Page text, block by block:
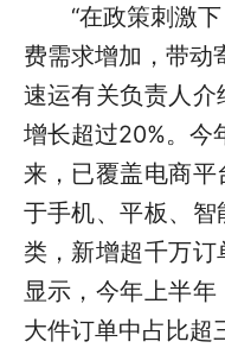
“在政策刺激下
费需求增加，带动
速运有关负责人
增长超过20%。今
来，已覆盖电商
于手机、平板、
类，新增超千万
显示，今年上半
大件订单中占比超